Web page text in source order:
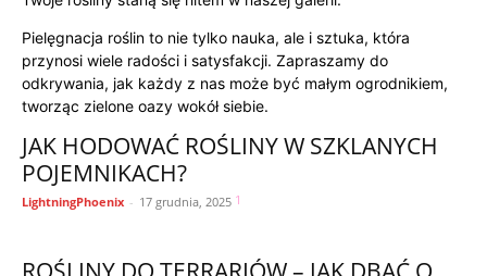
Pielęgnacja roślin to nie tylko nauka, ale i sztuka, która
przynosi wiele radości i satysfakcji. Zapraszamy do
odkrywania, jak każdy z nas może być małym ogrodnikiem,
tworząc zielone oazy wokół siebie.
JAK HODOWAĆ ROŚLINY W SZKLANYCH
POJEMNIKACH?
LightningPhoenix - 17 grudnia, 2025 1